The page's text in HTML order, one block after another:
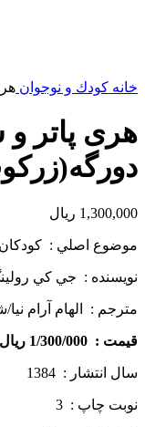
خانه کودك و نوجوان
هری پاتر و
1,300,000 ریال
موضوع اصلي : كودكان
نويسنده : جي كي
مترجم : الهام آرام
قيمت : 1/300/000 ريال
سال انتشار : 1384
نوبت چاپ : 3